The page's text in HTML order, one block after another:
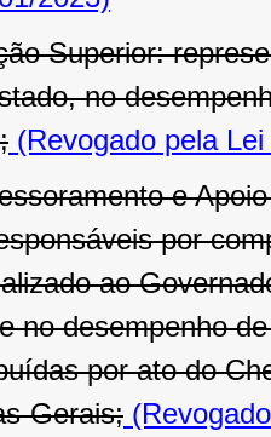
Superior:
no
(Revogado pela
e
por
ao
no desempenho
por ato do
Gerais;